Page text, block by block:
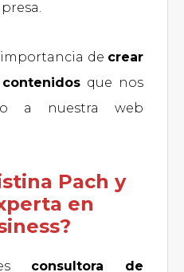
importancia de crear
que nos
a nuestra web
Pach y
en
consultora de